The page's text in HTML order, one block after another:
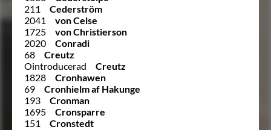
211
Cederström
2041
von Celse
1725
von Christierson
2020
Conradi
68
Creutz
Ointroducerad
Creutz
1828
Cronhawen
69
Cronhielm af Hakunge
193
Cronman
1695
Cronsparre
151
Cronstedt